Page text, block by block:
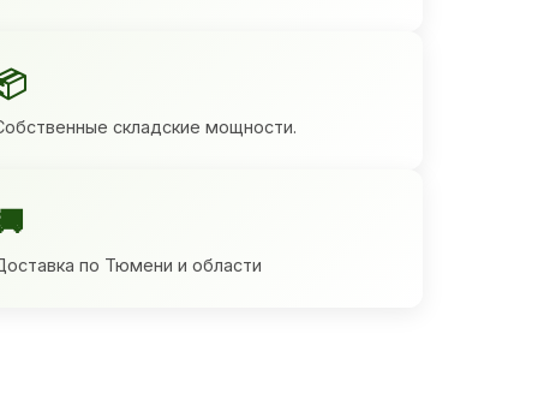
складские мощности.
по Тюмени и области